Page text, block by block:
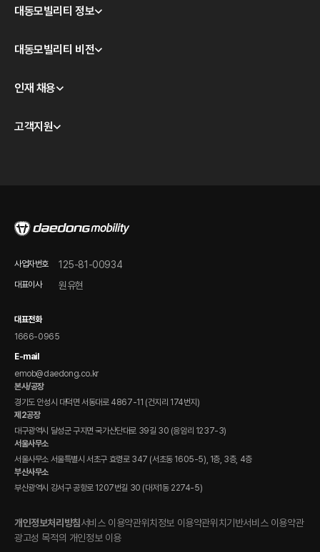
대동모빌리티 정보
회사소개
경영이념
대동모빌리티 비전
모빌리티 테크놀로지
인재 채용
채용 안내
고객지원
FAQ
제품 자료 다운로드
개인정보처리방침서비스 이용약관위치정보 이용약관위치기반서비스 이용약관
광고성 목적의 개인정보 이용
사업자번호 125-81-00934
대표이사 원유현
대표전화
1666-0965
E-mail
emob@daedong.co.kr
본사/공장
경기도 안성시 대덕면 서동대로 4867-11 (건지리 174번지)
제2공장
대구광역시 달성군 구지면 국가산단대로 39길 30 (응암리 1237-3)
서울사무소
서울사무소 서울특별시 서초구 효령로 347 (서초동 1605-5), 1층, 3층, 4층
부산사무소
부산광역시 강서구 공항로 1207번길 30 (대저1동 2274-5)